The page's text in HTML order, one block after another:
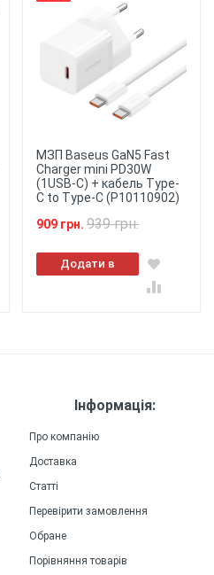
Уф принтером,
: Чохол забезпечує
та пилу,
захист для вашого
використання:
доступ до всіх портів
дозволяючи
із зручністю та
: Чохол
матеріалу, який не
зовнішній вигляд та
★★★★★
МЗП Baseus GaN5 Fast
Charger mini PD30W
(1USB-C) + кабель Type-
C to Type-C (P10110902)
909 грн. 939 грн.
Додати в
кошик
Інформація:
Про компанію
Доставка
Статті
Перевірити замовлення
Обране
Порівняння товарів